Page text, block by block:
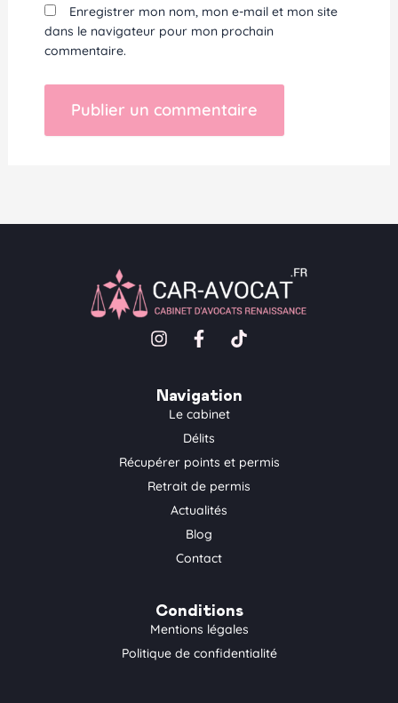
Enregistrer mon nom, mon e-mail et mon site
dans le navigateur pour mon prochain
commentaire.
I
t
a
m
F
e
b
o
k
-
f
T
t
Navigation
Le cabinet
Délits
Récupérer points et permis
Retrait de permis
Actualités
Blog
Contact
Conditions
Mentions légales
Politique de confidentialité